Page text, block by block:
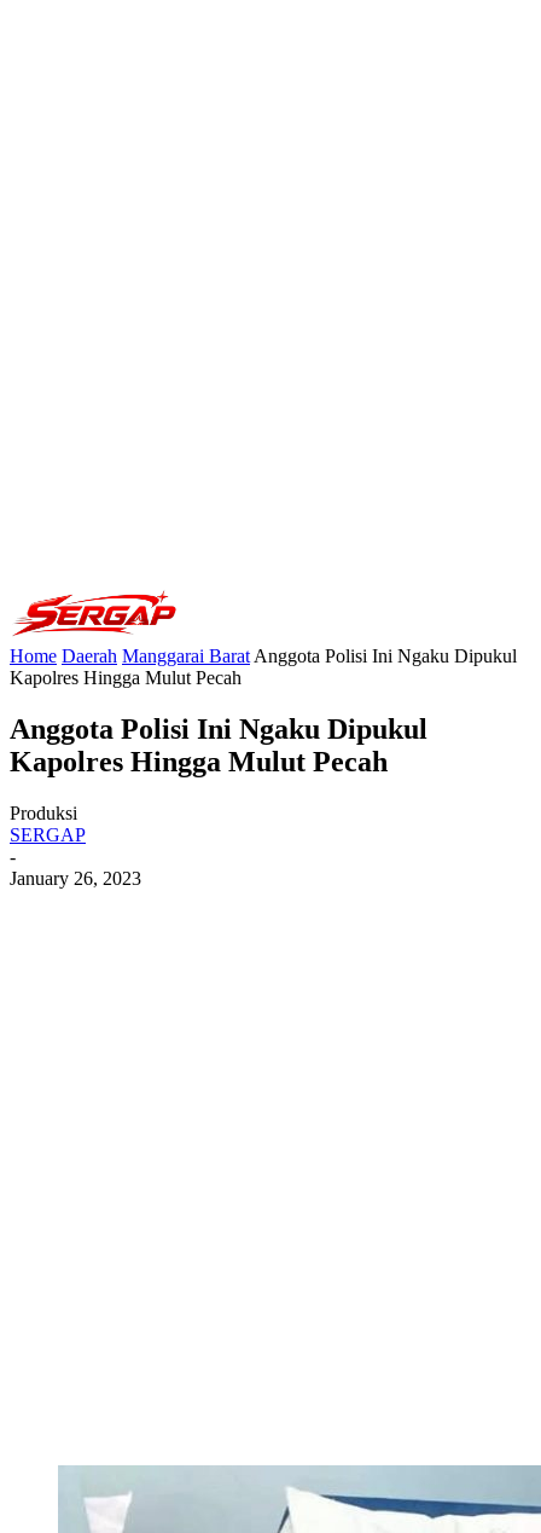
Home Daerah Manggarai Barat Anggota Polisi Ini Ngaku Dipukul
Kapolres Hingga Mulut Pecah
Anggota Polisi Ini Ngaku Dipukul
Kapolres Hingga Mulut Pecah
Produksi
SERGAP
-
January 26, 2023